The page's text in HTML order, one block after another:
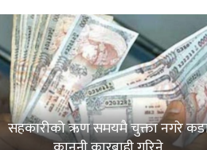
सहकारीको ऋण समयमै चुक्ता नगरे